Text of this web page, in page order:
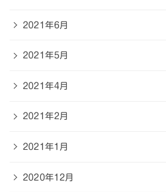
2021年6月
2021年5月
2021年4月
2021年2月
2021年1月
2020年12月